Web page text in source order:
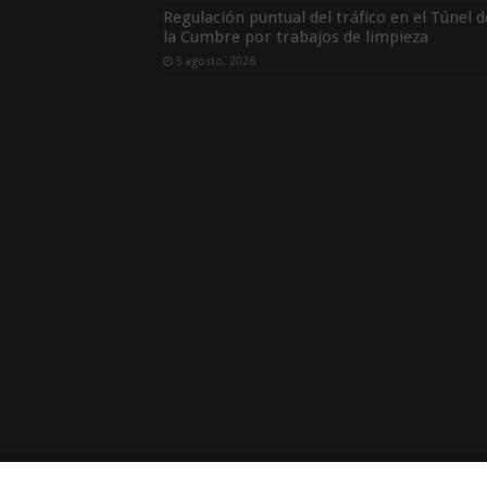
Regulación puntual del tráfico en el Túnel
la Cumbre por trabajos de limpieza
5 agosto, 2026